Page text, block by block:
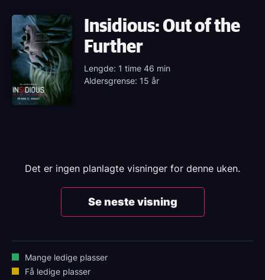
Insidious: Out of the
Further
Lengde: 1 time 46 min
Aldersgrense: 15 år
Det er ingen planlagte visninger for denne uken.
Se neste visning
Mange ledige plasser
Få ledige plasser